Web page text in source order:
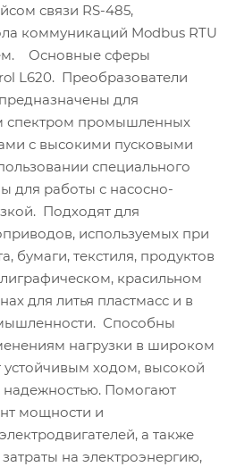
связи RS-485,
коммуникаций Modbus RTU
Основные сферы
L620. Преобразователи
для
спектром промышленных
с высокими пусковыми
специального
для работы с насосно-
Подходят для
используемых при
бумаги, текстиля, продуктов
красильном
для литья пластмасс и в
Способны
нагрузки в широком
ходом, высокой
надежностью. Помогают
мощности и
а также
на электроэнергию,